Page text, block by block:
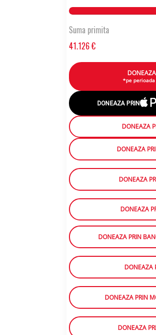
Suma primita
41.126 €
*pe perioada
DONEAZA PRIN
DONEAZA
DONEAZA
DONEAZA
DONEAZA
DONEAZA PRIN
DONEAZA
DONEAZA PRIN
DONEAZA